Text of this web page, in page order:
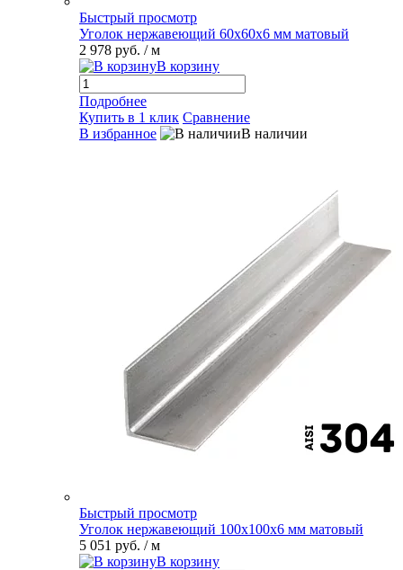
Быстрый просмотр
Уголок нержавеющий 60х60х6 мм матовый
2 978 руб. / м
В корзину
Подробнее
Купить в 1 клик Сравнение
В избранное
В наличии
Быстрый просмотр
Уголок нержавеющий 100х100х6 мм матовый
5 051 руб. / м
В корзину